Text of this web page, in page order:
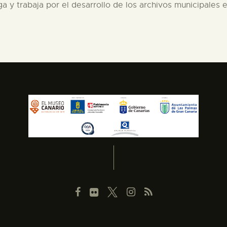
y trabaja por el desarrollo de los archivos municipales